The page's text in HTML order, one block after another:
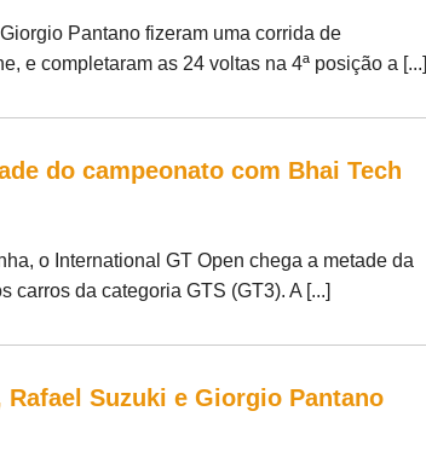
Pantano fizeram uma corrida de
e completaram as 24 voltas na 4ª posição a [...]
do campeonato com Bhai Tech
o International GT Open chega a metade da
carros da categoria GTS (GT3). A [...]
Rafael Suzuki e Giorgio Pantano